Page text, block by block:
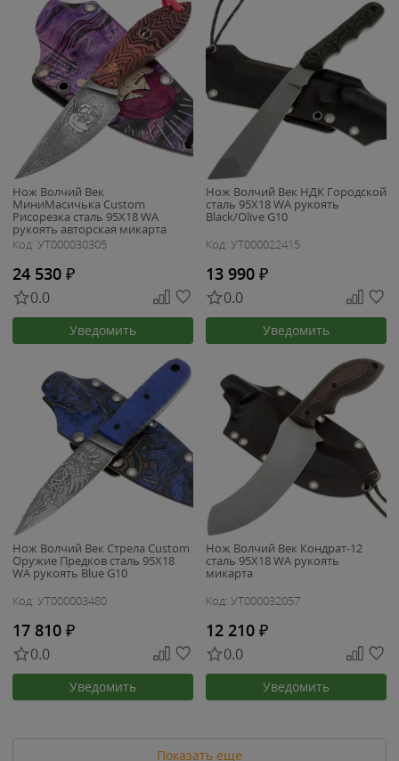
Нож Волчий Век
МиниМасичька Custom
Рисорезка сталь 95Х18 WA
рукоять авторская микарта
Код: УТ000030305
24 530 ₽
0.0
Уведомить
Нож Волчий Век НДК Городской
сталь 95Х18 WA рукоять
Black/Olive G10
Код: УТ000022415
13 990 ₽
0.0
Уведомить
Нож Волчий Век Стрела Custom
Оружие Предков сталь 95Х18
WA рукоять Blue G10
Код: УТ000003480
17 810 ₽
0.0
Уведомить
Нож Волчий Век Кондрат-12
сталь 95Х18 WA рукоять
микарта
Код: УТ000032057
12 210 ₽
0.0
Уведомить
Показать еще